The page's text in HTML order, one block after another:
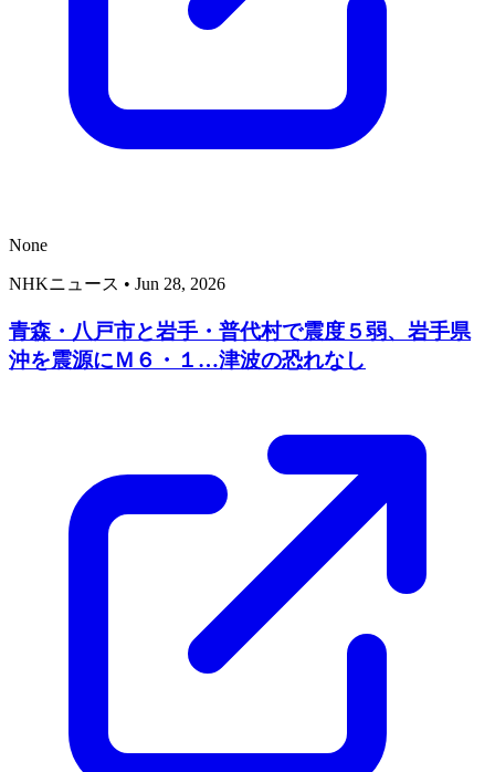
None
NHKニュース • Jun 28, 2026
青森・八戸市と岩手・普代村で震度５弱、岩手県
沖を震源にＭ６・１…津波の恐れなし